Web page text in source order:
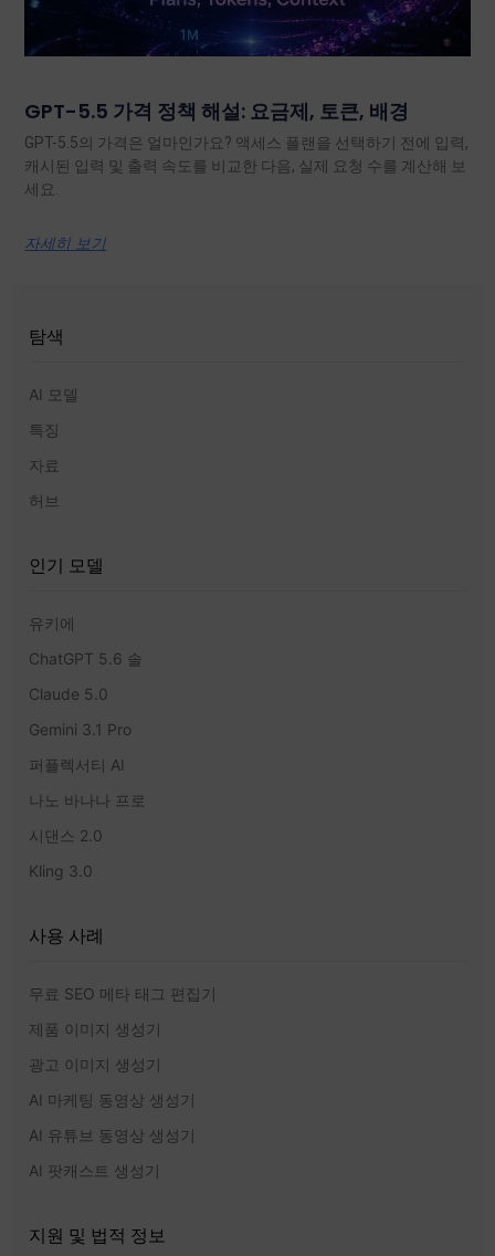
GPT-5.5 가격 정책 해설: 요금제, 토큰, 배경
GPT-5.5의 가격은 얼마인가요? 액세스 플랜을 선택하기 전에 입력,
캐시된 입력 및 출력 속도를 비교한 다음, 실제 요청 수를 계산해 보
세요.
자세히 보기
탐색
AI 모델
특징
자료
허브
인기 모델
유키에
ChatGPT 5.6 솔
Claude 5.0
Gemini 3.1 Pro
퍼플렉서티 AI
나노 바나나 프로
시댄스 2.0
Kling 3.0
사용 사례
무료 SEO 메타 태그 편집기
제품 이미지 생성기
광고 이미지 생성기
AI 마케팅 동영상 생성기
AI 유튜브 동영상 생성기
AI 팟캐스트 생성기
지원 및 법적 정보